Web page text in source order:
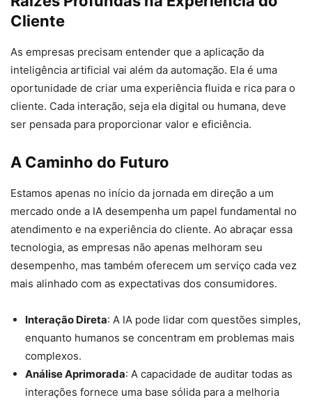
Cliente
As empresas precisam entender que a aplicação da
inteligência artificial vai além da automação. Ela é uma
oportunidade de criar uma experiência fluida e rica para o
cliente. Cada interação, seja ela digital ou humana, deve
ser pensada para proporcionar valor e eficiência.
A Caminho do Futuro
Estamos apenas no início da jornada em direção a um
mercado onde a IA desempenha um papel fundamental no
atendimento e na experiência do cliente. Ao abraçar essa
tecnologia, as empresas não apenas melhoram seu
desempenho, mas também oferecem um serviço cada vez
mais alinhado com as expectativas dos consumidores.
Interação Direta: A IA pode lidar com questões simples,
enquanto humanos se concentram em problemas mais
complexos.
Análise Aprimorada: A capacidade de auditar todas as
interações fornece uma base sólida para a melhoria